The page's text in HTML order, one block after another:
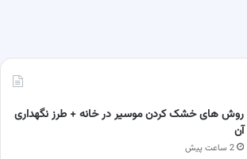
روش های خشک کردن موسیر در خانه + طرز نگهداری
آن
2 ساعت پیش